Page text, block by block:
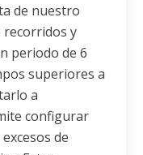
de nuestro
recorridos y
periodo de 6
superiores a
a
configurar
de